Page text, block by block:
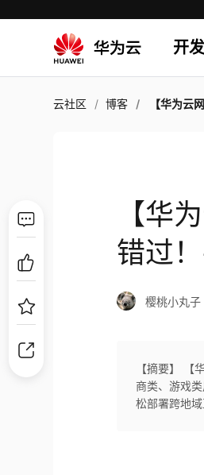
开
云社区 博客 【华为云网
【华
错过
樱桃小丸子
【摘要】
商类、游戏
松部署跨地